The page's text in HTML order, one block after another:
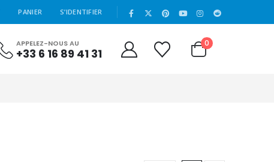
PANIER S’IDENTIFIER
APPELEZ-NOUS AU
+33 6 16 89 41 31
0